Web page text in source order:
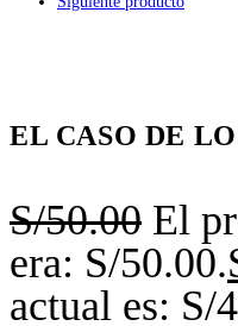
EL CASO DE
S/50.00 El
era: S/50.00.
actual es: S/